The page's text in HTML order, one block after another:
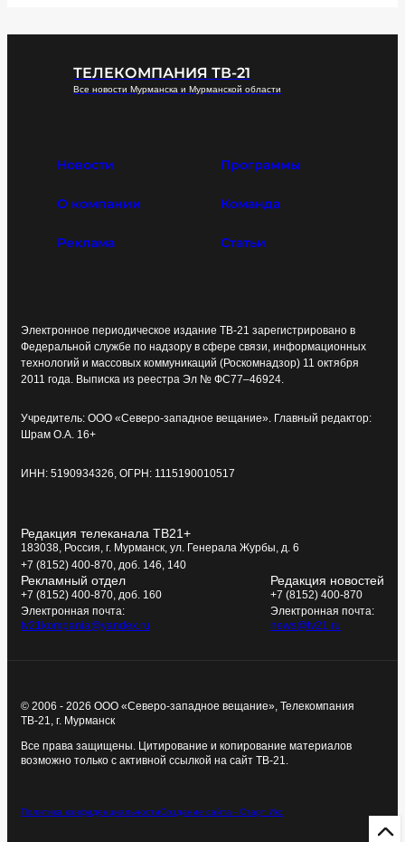
ТЕЛЕКОМПАНИЯ ТВ-21
Все новости Мурманска и Мурманской области
Новости Программы
О компании Команда
Реклама Статьи
Электронное периодическое издание ТВ-21 зарегистрировано в
Федеральной службе по надзору в сфере связи, информационных
технологий и массовых коммуникаций (Роскомнадзор) 11 октября
2011 года. Выписка из реестра Эл № ФС77–46924.
Учредитель: ООО «Северо-западное вещание». Главный редактор:
Шрам О.А. 16+
ИНН: 5190934326, ОГРН: 1115190010517
Редакция телеканала ТВ21+
183038, Россия, г. Мурманск, ул. Генерала Журбы, д. 6
+7 (8152) 400-870, доб. 146, 140
Рекламный отдел
+7 (8152) 400-870, доб. 160
Электронная почта:
tv21kompania@yandex.ru
Редакция новостей
+7 (8152) 400-870
Электронная почта:
news@tv21.ru
© 2006 - 2026 ООО «Северо-западное вещание», Телекомпания
ТВ-21, г. Мурманск
Все права защищены. Цитирование и копирование материалов
возможно только с активной ссылкой на сайт ТВ-21.
Политика конфиденциальностиСоздание сайта - Старт Икс